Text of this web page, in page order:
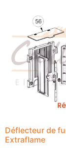
Déflecteur de
Extraflame